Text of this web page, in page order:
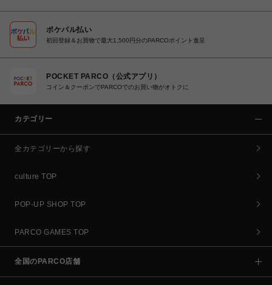
ポケパル払い
初回登録＆お買物で最大1,500円分のPARCOポイント進呈
POCKET PARCO（公式アプリ）
コイン＆クーポンでPARCOでのお買い物がオトクに
カテゴリー
全カテゴリーから探す
culture TOP
POP-UP SHOP TOP
PARCO GAMES TOP
全国のPARCO店舗